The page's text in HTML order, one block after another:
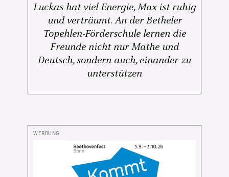
Luckas hat viel Energie, Max ist ruhig
und verträumt. An der Betheler
Topehlen-Förderschule lernen die
Freunde nicht nur Mathe und
Deutsch, sondern auch, einander zu
unterstützen